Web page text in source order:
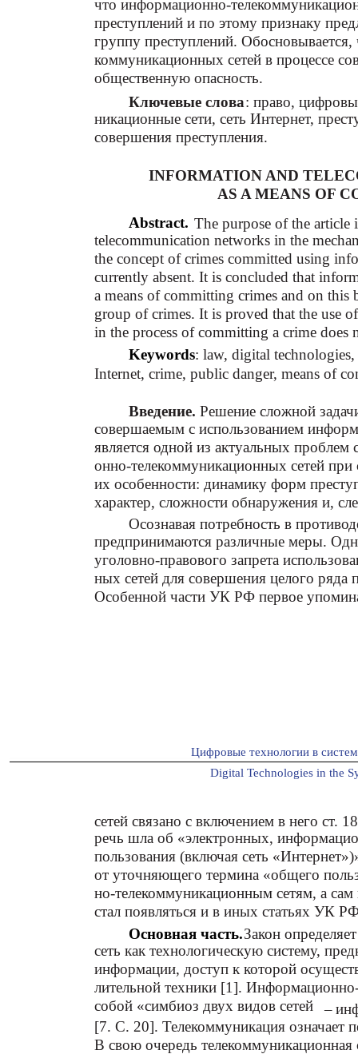
что информационно-
преступлений и по этому признаку
группу преступлений.
коммуникационных сетей в процессе
общественную опасность.
Ключевые слова: право,
никационные сети, сеть Интернет,
совершения преступления.
INFORMATION AND
AS A MEANS OF
Abstract. The purpose of the
telecommunication networks in the
the concept of crimes committed using
currently absent. It is concluded that
a means of committing crimes and on this
group of crimes. It is proved that the use
in the process of committing a crime does
Keywords: law, digital
Internet, crime, public danger, means of
Введение. Решение сложной
совершаемым с использованием
является одной из актуальных
онно-телекоммуникационных сетей при
их особенности: динамику форм
характер, сложности обнаружения и,
Осознавая потребность в
предпринимаются различные меры.
уголовно-правового запрета
ных сетей для совершения целого ряда
Особенной части УК РФ первое
Цифровые технологии в
Digital Technologies in the
сетей связано с включением в него ст.
речь шла об «электронных,
пользования (включая сеть
от уточняющего термина «общего
но-телекоммуникационным сетям, а сам
стал появляться и в иных статьях УК
Основная часть.Закон
сеть как технологическую систему,
информации, доступ к которой
лительной техники [1]. Информационно-
собой «симбиоз двух видов сетей
–
[7. С. 20]. Телекоммуникация означает
В свою очередь телекоммуникационная